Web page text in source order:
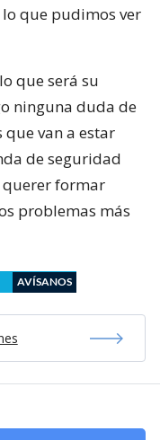
que pudimos ver
que será su
ninguna duda de
que van a estar
de seguridad
querer formar
problemas más
AVÍSANOS